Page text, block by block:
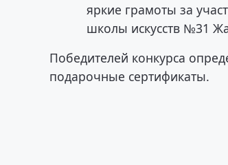
яркие грамоты за
школы искусств №31
Победителей конкурса
подарочные сертификаты.